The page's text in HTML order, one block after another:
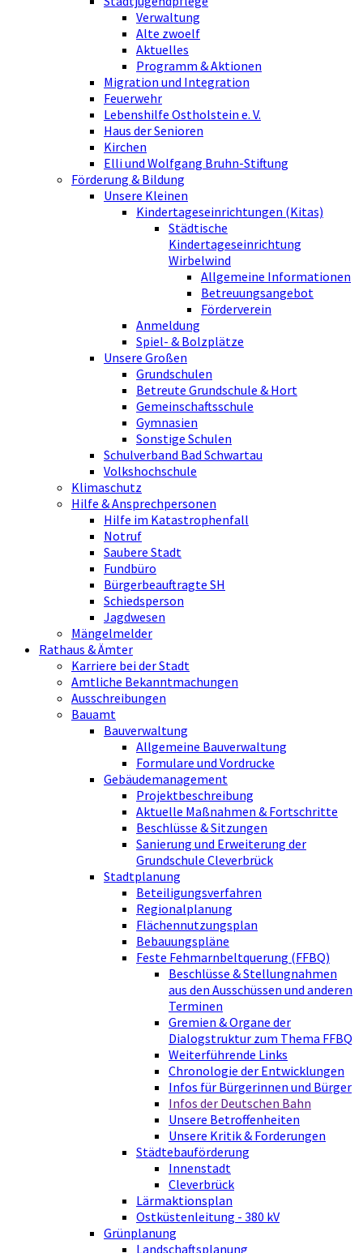
Verwaltung
Alte zwoelf
Aktuelles
Programm & Aktionen
Migration und Integration
Feuerwehr
Lebenshilfe Ostholstein e. V.
Haus der Senioren
Kirchen
Elli und Wolfgang Bruhn-Stiftung
Förderung & Bildung
Unsere Kleinen
Kindertageseinrichtungen (Kitas)
Städtische
Kindertageseinrichtung
Wirbelwind
Allgemeine Informationen
Betreuungsangebot
Förderverein
Anmeldung
Spiel- & Bolzplätze
Unsere Großen
Grundschulen
Betreute Grundschule & Hort
Gemeinschaftsschule
Gymnasien
Sonstige Schulen
Schulverband Bad Schwartau
Volkshochschule
Klimaschutz
Hilfe & Ansprechpersonen
Hilfe im Katastrophenfall
Notruf
Saubere Stadt
Fundbüro
Bürgerbeauftragte SH
Schiedsperson
Jagdwesen
Mängelmelder
Rathaus & Ämter
Karriere bei der Stadt
Amtliche Bekanntmachungen
Ausschreibungen
Bauamt
Bauverwaltung
Allgemeine Bauverwaltung
Formulare und Vordrucke
Gebäudemanagement
Projektbeschreibung
Aktuelle Maßnahmen & Fortschritte
Beschlüsse & Sitzungen
Sanierung und Erweiterung der
Grundschule Cleverbrück
Stadtplanung
Beteiligungsverfahren
Regionalplanung
Flächennutzungsplan
Bebauungspläne
Feste Fehmarnbeltquerung (FFBQ)
Beschlüsse & Stellungnahmen
aus den Ausschüssen und anderen
Terminen
Gremien & Organe der
Dialogstruktur zum Thema FFBQ
Weiterführende Links
Chronologie der Entwicklungen
Infos für Bürgerinnen und Bürger
Infos der Deutschen Bahn
Unsere Betroffenheiten
Unsere Kritik & Forderungen
Städtebauförderung
Innenstadt
Cleverbrück
Lärmaktionsplan
Ostküstenleitung - 380 kV
Grünplanung
Landschaftsplanung